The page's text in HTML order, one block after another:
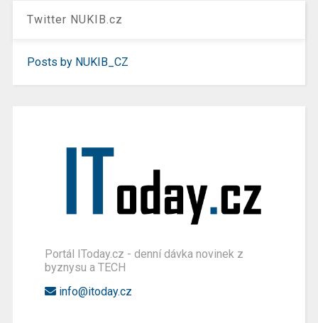
Twitter NUKIB.cz
Posts by NUKIB_CZ
Portál IToday.cz - denní dávka novinek z
byznysu a TECH
info@itoday.cz